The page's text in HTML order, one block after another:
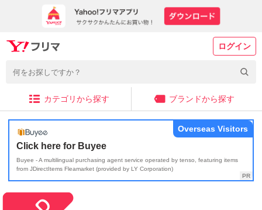
ログイン
カテゴリから探す ブランドから探す
Click here for Buyee
Buyee - A multilingual purchasing agent service operated by tenso, featuring items
from JDirectItems Fleamarket (provided by LY Corporation)
Overseas Visitors